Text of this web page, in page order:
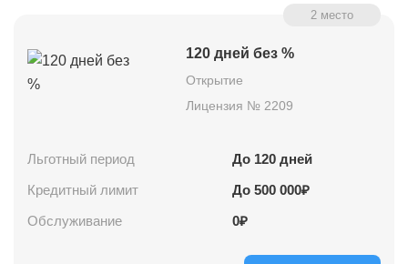
120 дней без %
2 место
Открытие
Лицензия № 2209
Льготный период До 120 дней
Кредитный лимит
До 500 000₽
Обслуживание
0₽